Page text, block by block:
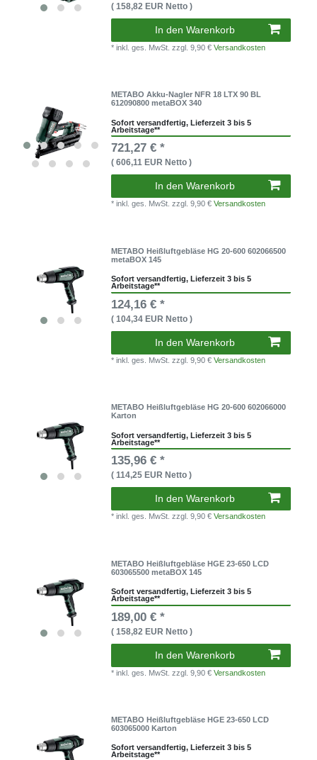
( 158,82 EUR Netto )
In den Warenkorb
* inkl. ges. MwSt.zzgl. 9,90 €Versandkosten
METABO Akku-Nagler NFR 18 LTX 90 BL
612090800 metaBOX 340
Sofort versandfertig, Lieferzeit 3 bis 5
Arbeitstage**
721,27 € *
( 606,11 EUR Netto )
In den Warenkorb
* inkl. ges. MwSt.zzgl. 9,90 €Versandkosten
METABO Heißluftgebläse HG 20-600 602066500
metaBOX 145
Sofort versandfertig, Lieferzeit 3 bis 5
Arbeitstage**
124,16 € *
( 104,34 EUR Netto )
In den Warenkorb
* inkl. ges. MwSt.zzgl. 9,90 €Versandkosten
METABO Heißluftgebläse HG 20-600 602066000
Karton
Sofort versandfertig, Lieferzeit 3 bis 5
Arbeitstage**
135,96 € *
( 114,25 EUR Netto )
In den Warenkorb
* inkl. ges. MwSt.zzgl. 9,90 €Versandkosten
METABO Heißluftgebläse HGE 23-650 LCD
603065500 metaBOX 145
Sofort versandfertig, Lieferzeit 3 bis 5
Arbeitstage**
189,00 € *
( 158,82 EUR Netto )
In den Warenkorb
* inkl. ges. MwSt.zzgl. 9,90 €Versandkosten
METABO Heißluftgebläse HGE 23-650 LCD
603065000 Karton
Sofort versandfertig, Lieferzeit 3 bis 5
Arbeitstage**